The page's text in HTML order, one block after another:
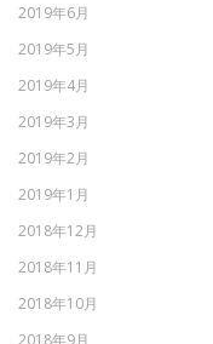
2019年6月
2019年5月
2019年4月
2019年3月
2019年2月
2019年1月
2018年12月
2018年11月
2018年10月
2018年9月